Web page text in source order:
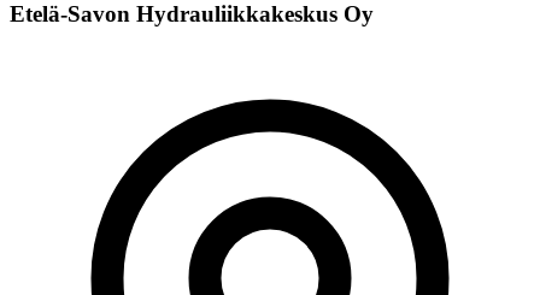
Etelä-Savon Hydrauliikkakeskus Oy